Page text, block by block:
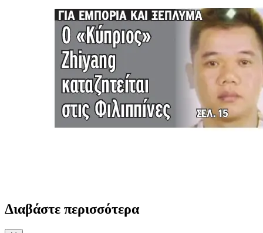
Διαβάστε περισσότερα